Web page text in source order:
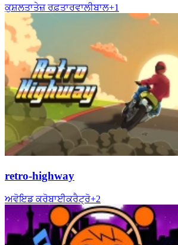
ਕੁਸ਼ਲਤਾਤੇਜ਼ ਰਫ਼ਤਾਰਵਾਲੀਬਾਲ+1
retro-highway
ਅਵੋਇਡ ਕਰੋਬਾਈਕਰੈਟ੍ਰੋ+2